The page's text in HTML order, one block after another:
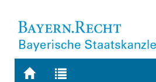
Zur
Zur